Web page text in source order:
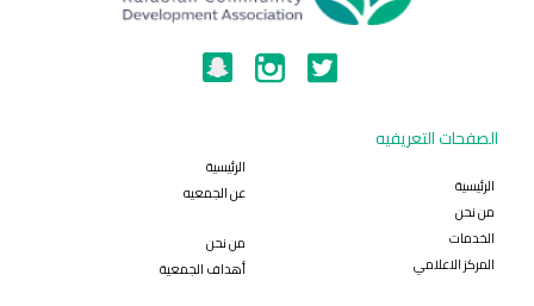
الصفحات التعريفيه
الرئيسية
من نحن
الخدمات
المركز الاعلامي
الرئيسية
عن الجمعيه
من نحن
أهداف الجمعية